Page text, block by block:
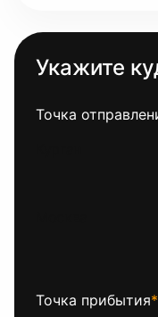
Укажите
Точка
Точка прибытия*